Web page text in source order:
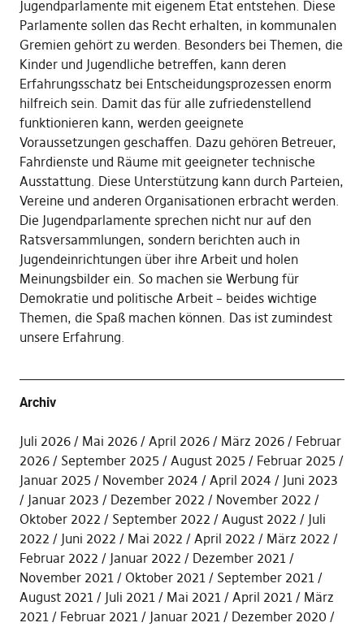
Jugendparlamente mit eigenem Etat entstehen. Diese
Parlamente sollen das Recht erhalten, in kommunalen
Gremien gehört zu werden. Besonders bei Themen, die
Kinder und Jugendliche betreffen, kann deren
Erfahrungsschatz bei Entscheidungsprozessen enorm
hilfreich sein. Damit das für alle zufriedenstellend
funktionieren kann, werden geeignete
Voraussetzungen geschaffen. Dazu gehören Betreuer,
Fahrdienste und Räume mit geeigneter technische
Ausstattung. Diese Unterstützung kann durch Parteien,
Vereine und anderen Organisationen erbracht werden.
Die Jugendparlamente sprechen nicht nur auf den
Ratsversammlungen, sondern berichten auch in
Jugendeinrichtungen über ihre Arbeit und holen
Meinungsbilder ein. So machen sie Werbung für
Demokratie und politische Arbeit – beides wichtige
Themen, die Spaß machen können. Das ist zumindest
unsere Erfahrung.
Archiv
Juli 2026 Mai 2026 April 2026 März 2026
Februar
2026
September 2025 August 2025
Februar 2025
Januar 2025
November 2024 April 2024
Juni 2023
Januar 2023
Dezember 2022
November 2022
Oktober 2022
September 2022 August 2022
Juli
2022
Juni 2022 Mai 2022 April 2022
März 2022
Februar 2022
Januar 2022
Dezember 2021
November 2021
Oktober 2021
September 2021
August 2021
Juli 2021 Mai 2021 April 2021
März
2021
Februar 2021 Januar 2021
Dezember 2020